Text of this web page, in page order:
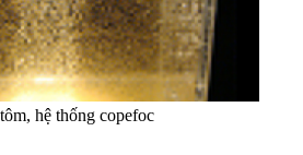
hệ thống copefoc